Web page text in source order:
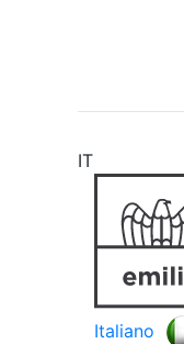
IT
Italiano